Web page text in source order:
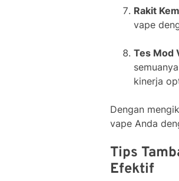
Rakit
vape
Tes Mod
kinerja
Dengan
vape Anda
Tips
Efektif